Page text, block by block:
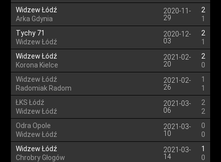
Widzew Łódź
Arka Gdynia
2020-11-
29
2
1
Tychy 71
Widzew Łódź
2020-12-
03
2
1
Widzew Łódź
Korona Kielce
2021-02-
20
2
0
Widzew Łódź
Radomiak Radom
2021-02-
26
1
1
ŁKS Łódź
Widzew Łódź
2021-03-
06
2
2
Odra Opole
Widzew Łódź
2021-03-
10
0
0
Widzew Łódź
Chrobry Głogów
2021-03-
14
1
0